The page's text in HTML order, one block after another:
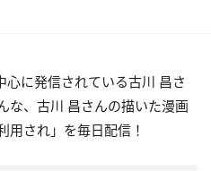
に発信されている古川 昌さ
な、古川 昌さんの描いた漫画
用され」を毎日配信！